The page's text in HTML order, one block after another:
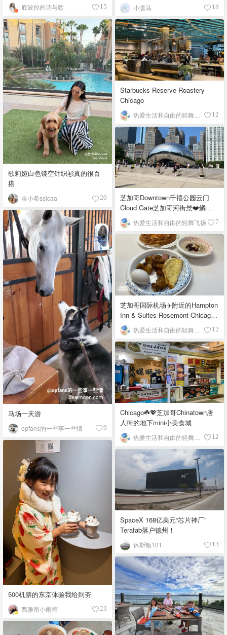
小濡马 18
底波拉的诗与歌 15
歌莉娅白色镂空针织衫真的很百
搭
金小希ssicaa 20
Starbucks Reserve Roastery
Chicago
12
芝加哥Downtown千禧公园云门
Cloud Gate芝加哥河街景❤️鳞次
栉比的高楼
热爱生活和自由的轻舞飞扬 7
马场一天游
opfans的一些事一些情 9
芝加哥国际机场✈️附近的Hampton
Inn & Suites Rosemont Chicago
O'Hare自助早餐
12
Chicago☘️💖芝加哥Chinatown唐
人街的地下mini小美食城
12
500机票的东京体验我给到夯
西雅图小雨帽 23
SpaceX 168亿美元“芯片神厂”
Terafab落户德州！
休斯顿101 13